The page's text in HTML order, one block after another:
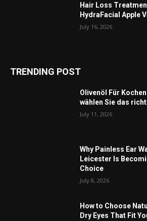
Hair Loss
HydraFacial Apple
July 16, 2026
TRENDING POST
Olivenöl Für
wählen Sie das
July 11, 2026
Why Painless Ear
Leicester Is
Choice
July 8, 2026
How to Choose
Dry Eyes That Fit